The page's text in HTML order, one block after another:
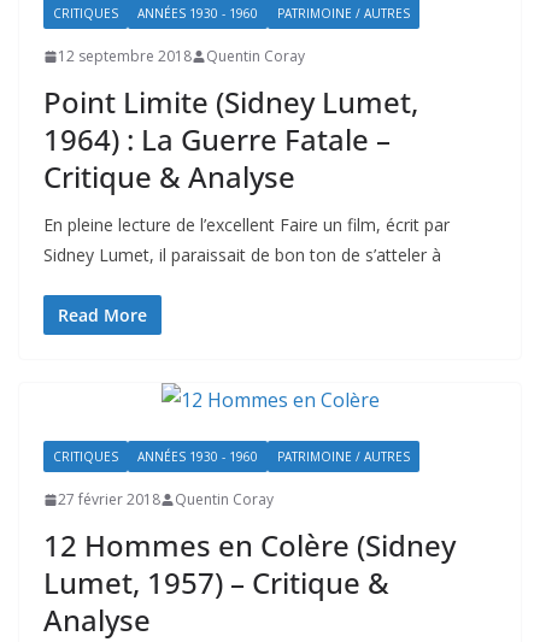
CRITIQUES ANNÉES 1930 - 1960 PATRIMOINE / AUTRES
12 septembre 2018 Quentin Coray
Point Limite (Sidney Lumet,
1964) : La Guerre Fatale –
Critique & Analyse
En pleine lecture de l’excellent Faire un film, écrit par
Sidney Lumet, il paraissait de bon ton de s’atteler à
Read More
CRITIQUES ANNÉES 1930 - 1960 PATRIMOINE / AUTRES
27 février 2018 Quentin Coray
12 Hommes en Colère (Sidney
Lumet, 1957) – Critique &
Analyse